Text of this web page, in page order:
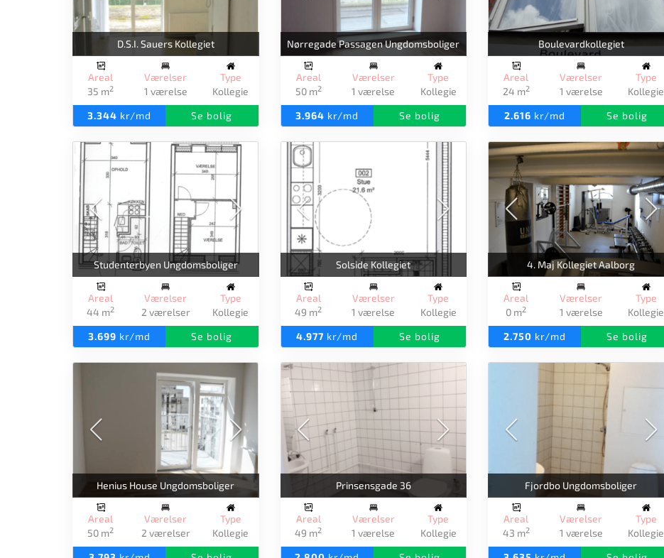
D.S.I. Sauers Kollegiet
Areal
35 m2
Værelser
1 værelse
Type
Kollegie
3.344 kr/md Se bolig
Nørregade Passagen Ungdomsboliger
Areal
50 m2
Værelser
1 værelse
Type
Kollegie
3.964 kr/md Se bolig
Boulevardkollegiet
Areal
24 m2
Værelser
1 værelse
Type
Kollegie
2.616 kr/md Se bolig
Studenterbyen Ungdomsboliger
Areal
44 m2
Værelser
2 værelser
Type
Kollegie
3.699 kr/md Se bolig
Solside Kollegiet
Areal
49 m2
Værelser
1 værelse
Type
Kollegie
4.977 kr/md Se bolig
4. Maj Kollegiet Aalborg
Areal
0 m2
Værelser
1 værelse
Type
Kollegie
2.750 kr/md Se bolig
Henius House Ungdomsboliger
Areal
50 m2
Værelser
2 værelser
Type
Kollegie
Prinsensgade 36
Areal
49 m2
Værelser
1 værelse
Type
Kollegie
Fjordbo Ungdomsboliger
Areal
43 m2
Værelser
1 værelse
Type
Kollegie